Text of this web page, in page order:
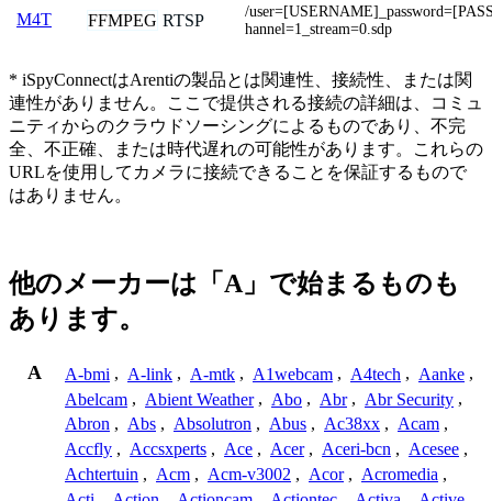
M4T FFMPEG RTSP
/
hannel=1_stream=0.sdp
* iSpyConnectはArentiの製品とは関連性、接続性、または関
連性がありません。ここで提供される接続の詳細は、コミュ
ニティからのクラウドソーシングによるものであり、不完
全、不正確、または時代遅れの可能性があります。これらの
URLを使用してカメラに接続できることを保証するもので
はありません。
他のメーカーは「A」で始まるものも
あります。
A A-bmi , A-link , A-mtk , A1webcam , A4tech , Aanke ,
Abelcam , Abient Weather , Abo , Abr , Abr Security ,
Abron , Abs , Absolutron , Abus , Ac38xx , Acam ,
Accfly , Accsxperts , Ace , Acer , Aceri-bcn , Acesee ,
Achtertuin , Acm , Acm-v3002 , Acor , Acromedia ,